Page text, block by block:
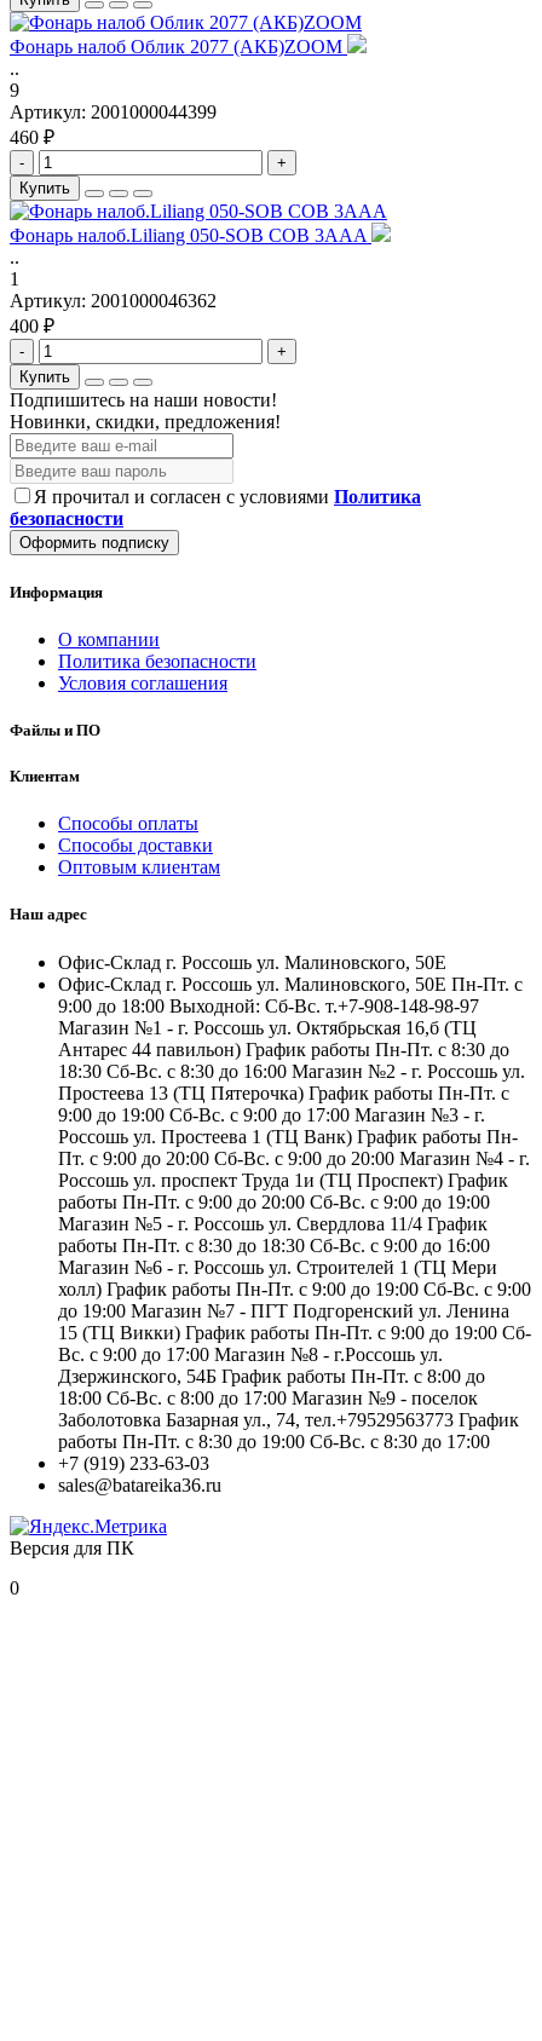
Фонарь налоб Облик 2077 (АКБ)ZOOM
..
9
Артикул: 2001000044399
460 ₽
-
+
Купить
Фонарь налоб.Liliang 050-SOB COB 3AAA
..
1
Артикул: 2001000046362
400 ₽
-
+
Купить
Подпишитесь на наши новости!
Новинки, скидки, предложения!
Я прочитал и согласен с условиями Политика
безопасности
Оформить подписку
Информация
О компании
Политика безопасности
Условия соглашения
Файлы и ПО
Клиентам
Способы оплаты
Способы доставки
Оптовым клиентам
Наш адрес
Офис-Склад г. Россошь ул. Малиновского, 50Е
Офис-Склад г. Россошь ул. Малиновского, 50Е Пн-Пт. с
9:00 до 18:00 Выходной: Сб-Вс. т.+7-908-148-98-97
Магазин №1 - г. Россошь ул. Октябрьская 16,б (ТЦ
Антарес 44 павильон) График работы Пн-Пт. с 8:30 до
18:30 Сб-Вс. с 8:30 до 16:00 Магазин №2 - г. Россошь ул.
Простеева 13 (ТЦ Пятерочка) График работы Пн-Пт. с
9:00 до 19:00 Сб-Вс. с 9:00 до 17:00 Магазин №3 - г.
Россошь ул. Простеева 1 (ТЦ Ванк) График работы Пн-
Пт. с 9:00 до 20:00 Сб-Вс. с 9:00 до 20:00 Магазин №4 - г.
Россошь ул. проспект Труда 1и (ТЦ Проспект) График
работы Пн-Пт. с 9:00 до 20:00 Сб-Вс. с 9:00 до 19:00
Магазин №5 - г. Россошь ул. Свердлова 11/4 График
работы Пн-Пт. с 8:30 до 18:30 Сб-Вс. с 9:00 до 16:00
Магазин №6 - г. Россошь ул. Строителей 1 (ТЦ Мери
холл) График работы Пн-Пт. с 9:00 до 19:00 Сб-Вс. с 9:00
до 19:00 Магазин №7 - ПГТ Подгоренский ул. Ленина
15 (ТЦ Викки) График работы Пн-Пт. с 9:00 до 19:00 Сб-
Вс. с 9:00 до 17:00 Магазин №8 - г.Россошь ул.
Дзержинского, 54Б График работы Пн-Пт. с 8:00 до
18:00 Сб-Вс. с 8:00 до 17:00 Магазин №9 - поселок
Заболотовка Базарная ул., 74, тел.+79529563773 График
работы Пн-Пт. с 8:30 до 19:00 Сб-Вс. с 8:30 до 17:00
+7 (919) 233-63-03
sales@batareika36.ru
Версия для ПК
0